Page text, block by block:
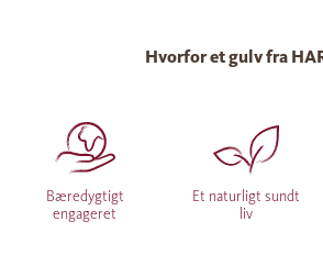
Hvorfor et gulv fra
Bæredygtigt
engageret
Et naturligt sundt
liv